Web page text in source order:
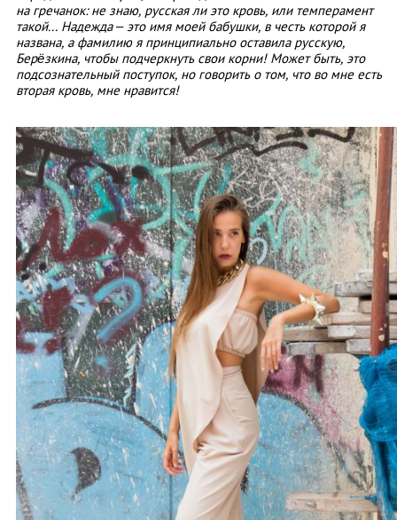
на гречанок: не знаю, русская ли это кровь, или темперамент
такой... Надежда – это имя моей бабушки, в честь которой я
названа, а фамилию я принципиально оставила русскую,
Берёзкина, чтобы подчеркнуть свои корни! Может быть, это
подсознательный поступок, но говорить о том, что во мне есть
вторая кровь, мне нравится!